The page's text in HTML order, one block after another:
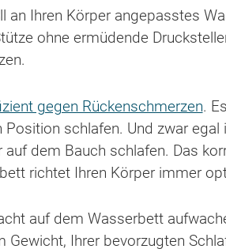
an Ihren Körper angepasstes
ohne ermüdende
gegen Rückenschmerzen.
schlafen. Und zwar
auf dem Bauch schlafen. Das
richtet Ihren Körper immer
auf dem Wasserbett
Gewicht, Ihrer bevorzugten